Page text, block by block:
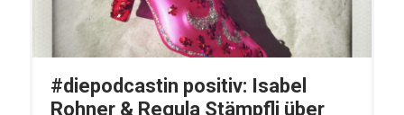
#diepodcastin positiv: Isabel
Rohner & Regula Stämpfli über